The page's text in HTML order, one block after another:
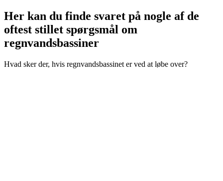
Her kan du finde svaret på nogle af de
oftest stillet spørgsmål om
regnvandsbassiner
Hvad sker der, hvis regnvandsbassinet er ved at løbe over?